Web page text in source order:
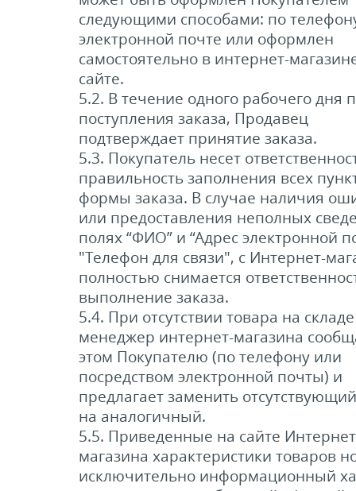
следующими способами: по
электронной почте или оформлен
самостоятельно в интернет-
сайте.
5.2. В течение одного рабочего дня
поступления заказа, Продавец
подтверждает принятие заказа.
5.3. Покупатель несет
правильность заполнения всех
формы заказа. В случае наличия
или предоставления неполных
полях “ФИО” и “Адрес электронной
"Телефон для связи", с Интернет-
полностью снимается
выполнение заказа.
5.4. При отсутствии товара на складе
менеджер интернет-магазина
этом Покупателю (по телефону или
посредством электронной почты) и
предлагает заменить
на аналогичный.
5.5. Приведенные на сайте
магазина характеристики товаров
исключительно информационный